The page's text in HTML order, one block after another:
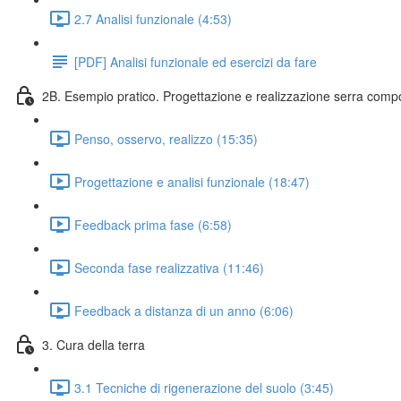
2.7 Analisi funzionale (4:53)
[PDF] Analisi funzionale ed esercizi da fare
2B. Esempio pratico. Progettazione e realizzazione serra
Penso, osservo, realizzo (15:35)
Progettazione e analisi funzionale (18:47)
Feedback prima fase (6:58)
Seconda fase realizzativa (11:46)
Feedback a distanza di un anno (6:06)
3. Cura della terra
3.1 Tecniche di rigenerazione del suolo (3:45)